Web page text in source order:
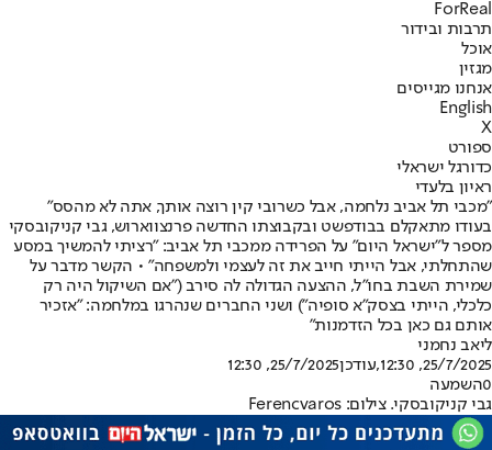
ForReal
תרבות ובידור
אוכל
מגזין
אנחנו מגייסים
English
X
ספורט
כדורגל ישראלי
ראיון בלעדי
"מכבי תל אביב נלחמה, אבל כשרובי קין רוצה אותך, אתה לא מהסס"
בעודו מתאקלם בבודפשט ובקבוצתו החדשה פרנצווארוש, גבי קניקובסקי
מספר ל"ישראל היום" על הפרידה ממכבי תל אביב: "רציתי להמשיך במסע
שהתחלתי, אבל הייתי חייב את זה לעצמי ולמשפחה" • הקשר מדבר על
שמירת השבת בחו"ל, ההצעה הגדולה לה סירב ("אם השיקול היה רק
כלכלי, הייתי בצסק"א סופיה") ושני החברים שנהרגו במלחמה: "אזכיר
אותם גם כאן בכל הזדמנות"
ליאב נחמני
25/7/2025, 12:30
,עודכן25/7/2025, 12:30
0השמעה
גבי קניקובסקי. צילום: Ferencvaros